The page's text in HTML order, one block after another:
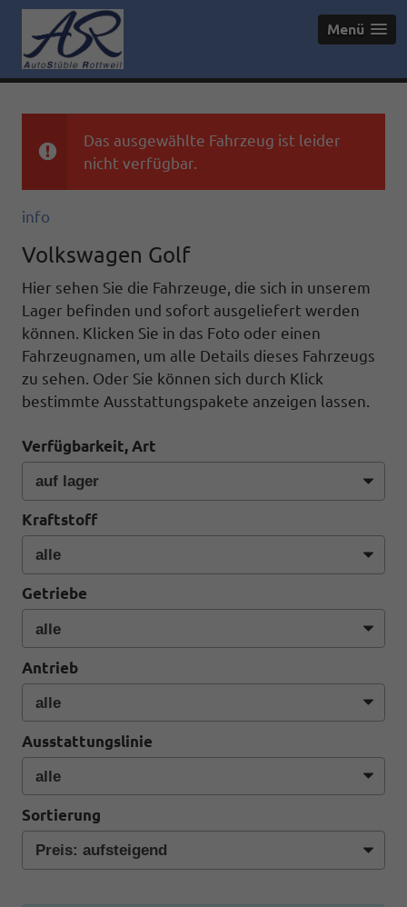
Menü
Das ausgewählte Fahrzeug ist leider
nicht verfügbar.
info
Volkswagen Golf
Hier sehen Sie die Fahrzeuge, die sich in unserem
Lager befinden und sofort ausgeliefert werden
können. Klicken Sie in das Foto oder einen
Fahrzeugnamen, um alle Details dieses Fahrzeugs
zu sehen. Oder Sie können sich durch Klick
bestimmte Ausstattungspakete anzeigen lassen.
Verfügbarkeit, Art
Kraftstoff
Getriebe
Antrieb
Ausstattungslinie
Sortierung